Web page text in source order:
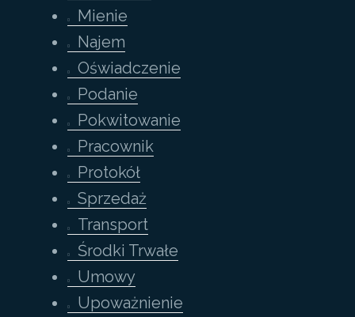
Mienie
Najem
Oświadczenie
Podanie
Pokwitowanie
Pracownik
Protokół
Sprzedaż
Transport
Środki Trwałe
Umowy
Upoważnienie